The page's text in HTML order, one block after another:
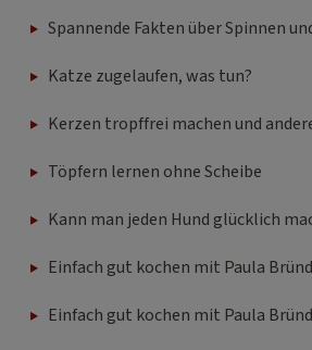
Spannende Fakten über Spinnen
Katze zugelaufen, was tun?
Kerzen tropffrei machen und
Töpfern lernen ohne Scheibe
Kann man jeden Hund glücklich
Einfach gut kochen mit Paula
Einfach gut kochen mit Paula